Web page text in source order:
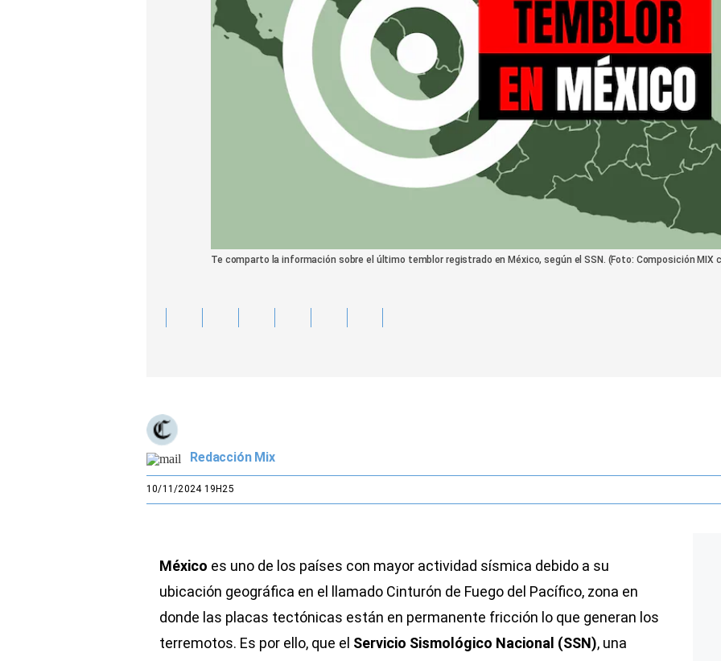
Te comparto la información sobre el último temblor registrado en México, según el SSN. (Foto: Composición MIX
Redacción Mix
10/11/2024 19H25
México es uno de los países con mayor actividad sísmica debido a su
ubicación geográfica en el llamado Cinturón de Fuego del Pacífico, zona en
donde las placas tectónicas están en permanente fricción lo que generan los
terremotos. Es por ello, que el Servicio Sismológico Nacional (SSN), una